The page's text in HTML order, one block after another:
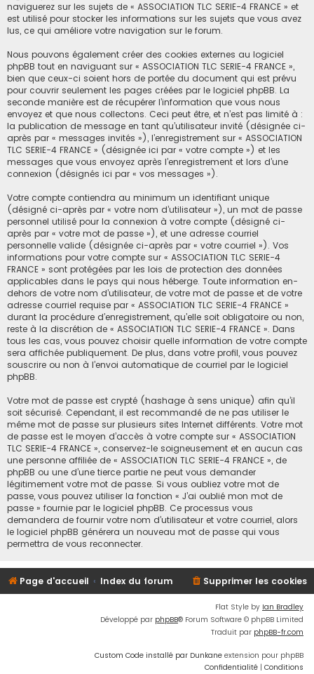
naviguerez sur les sujets de « ASSOCIATION TLC SERIE-4 FRANCE » et
est utilisé pour stocker les informations sur les sujets que vous avez
lus, ce qui améliore votre navigation sur le forum.
Nous pouvons également créer des cookies externes au logiciel
phpBB tout en naviguant sur « ASSOCIATION TLC SERIE-4 FRANCE »,
bien que ceux-ci soient hors de portée du document qui est prévu
pour couvrir seulement les pages créées par le logiciel phpBB. La
seconde manière est de récupérer l’information que vous nous
envoyez et que nous collectons. Ceci peut être, et n’est pas limité à :
la publication de message en tant qu’utilisateur invité (désignée ci-
après par « messages invités »), l’enregistrement sur « ASSOCIATION
TLC SERIE-4 FRANCE » (désignée ici par « votre compte ») et les
messages que vous envoyez après l’enregistrement et lors d’une
connexion (désignés ici par « vos messages »).
Votre compte contiendra au minimum un identifiant unique
(désigné ci-après par « votre nom d’utilisateur »), un mot de passe
personnel utilisé pour la connexion à votre compte (désigné ci-
après par « votre mot de passe »), et une adresse courriel
personnelle valide (désignée ci-après par « votre courriel »). Vos
informations pour votre compte sur « ASSOCIATION TLC SERIE-4
FRANCE » sont protégées par les lois de protection des données
applicables dans le pays qui nous héberge. Toute information en-
dehors de votre nom d’utilisateur, de votre mot de passe et de votre
adresse courriel requise par « ASSOCIATION TLC SERIE-4 FRANCE »
durant la procédure d’enregistrement, qu’elle soit obligatoire ou non,
reste à la discrétion de « ASSOCIATION TLC SERIE-4 FRANCE ». Dans
tous les cas, vous pouvez choisir quelle information de votre compte
sera affichée publiquement. De plus, dans votre profil, vous pouvez
souscrire ou non à l’envoi automatique de courriel par le logiciel
phpBB.
Votre mot de passe est crypté (hashage à sens unique) afin qu’il
soit sécurisé. Cependant, il est recommandé de ne pas utiliser le
même mot de passe sur plusieurs sites Internet différents. Votre mot
de passe est le moyen d’accès à votre compte sur « ASSOCIATION
TLC SERIE-4 FRANCE », conservez-le soigneusement et en aucun cas
une personne affiliée de « ASSOCIATION TLC SERIE-4 FRANCE », de
phpBB ou une d’une tierce partie ne peut vous demander
légitimement votre mot de passe. Si vous oubliez votre mot de
passe, vous pouvez utiliser la fonction « J’ai oublié mon mot de
passe » fournie par le logiciel phpBB. Ce processus vous
demandera de fournir votre nom d’utilisateur et votre courriel, alors
le logiciel phpBB générera un nouveau mot de passe qui vous
permettra de vous reconnecter.
Page d'accueil Index du forum Supprimer les cookies
Flat Style by Ian Bradley
Développé par phpBB® Forum Software © phpBB Limited
Traduit par phpBB-fr.com
Custom Code installé par Dunkane extension pour phpBB
Confidentialité | Conditions